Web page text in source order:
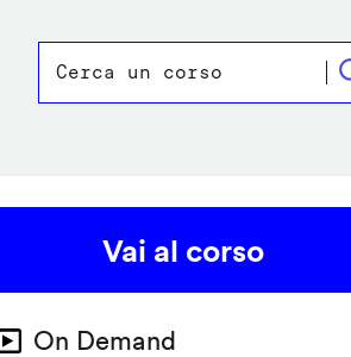
Vai al corso
On Demand